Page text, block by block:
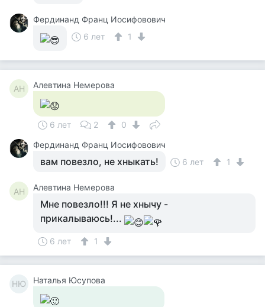
Фердинанд Франц Иосифовович
6 лет
1
АН Алевтина Немерова
6 лет 2
0
Фердинанд Франц Иосифовович
вам повезло, не хныкать! 6 лет 1
АН Алевтина Немерова
Мне повезло!!! Я не хнычу -
прикалываюсь!...
6 лет 1
НЮ Наталья Юсупова